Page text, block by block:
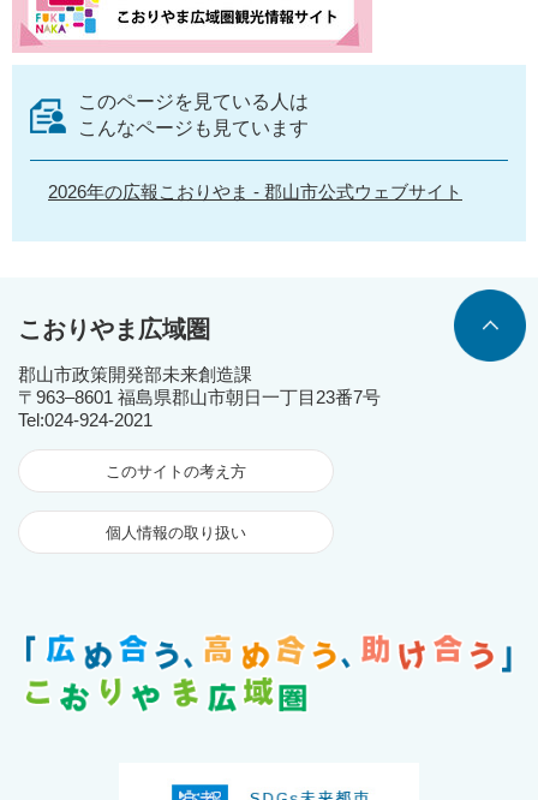
このページを見ている人は
こんなページも見ています
2026年の広報こおりやま - 郡山市公式ウェブサイト
こおりやま広域圏
郡山市政策開発部未来創造課
〒963‒8601 福島県郡山市朝日一丁目23番7号
Tel:024-924-2021
このサイトの考え方
個人情報の取り扱い